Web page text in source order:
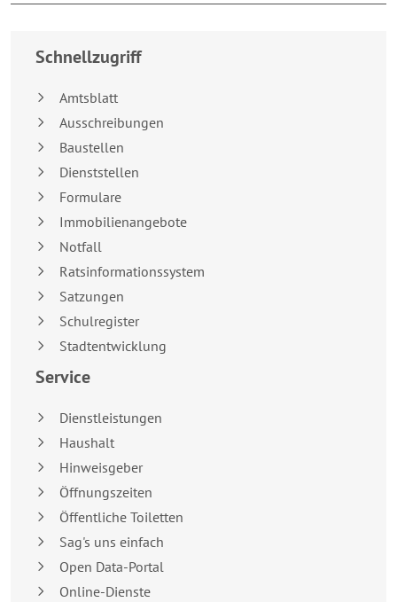
Schnellzugriff
Amtsblatt
Ausschreibungen
Baustellen
Dienststellen
Formulare
Immobilienangebote
Notfall
Ratsinformationssystem
Satzungen
Schulregister
Stadtentwicklung
Service
Dienstleistungen
Haushalt
Hinweisgeber
Öffnungszeiten
Öffentliche Toiletten
Sag's uns einfach
Open Data-Portal
Online-Dienste